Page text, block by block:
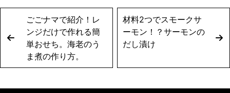
ごごナマで紹介！レ
ンジだけで作れる簡
単おせち。海老のう
ま煮の作り方。
材料2つでスモークサ
ーモン！？サーモンの
だし漬け